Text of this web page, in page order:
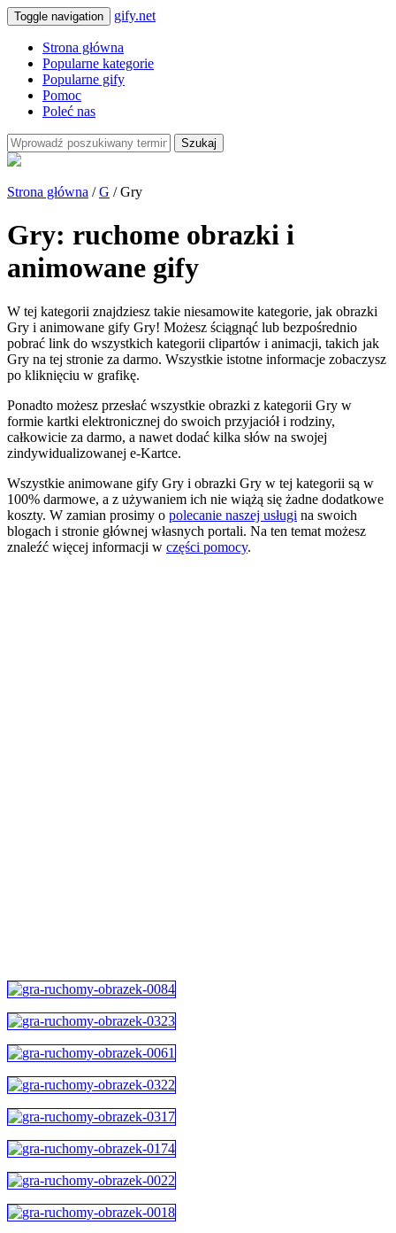
Toggle navigation gify.net
Strona główna
Popularne kategorie
Popularne gify
Pomoc
Poleć nas
Szukaj
Strona główna /G / Gry
Gry: ruchome obrazki i
animowane gify
W tej kategorii znajdziesz takie niesamowite kategorie, jak obrazki
Gry i animowane gify Gry! Możesz ściągnąć lub bezpośrednio
pobrać link do wszystkich kategorii clipartów i animacji, takich jak
Gry na tej stronie za darmo. Wszystkie istotne informacje zobaczysz
po kliknięciu w grafikę.
Ponadto możesz przesłać wszystkie obrazki z kategorii Gry w
formie kartki elektronicznej do swoich przyjaciół i rodziny,
całkowicie za darmo, a nawet dodać kilka słów na swojej
zindywidualizowanej e-Kartce.
Wszystkie animowane gify Gry i obrazki Gry w tej kategorii są w
100% darmowe, a z używaniem ich nie wiążą się żadne dodatkowe
koszty. W zamian prosimy o polecanie naszej usługi na swoich
blogach i stronie głównej własnych portali. Na ten temat możesz
znaleźć więcej informacji w części pomocy.